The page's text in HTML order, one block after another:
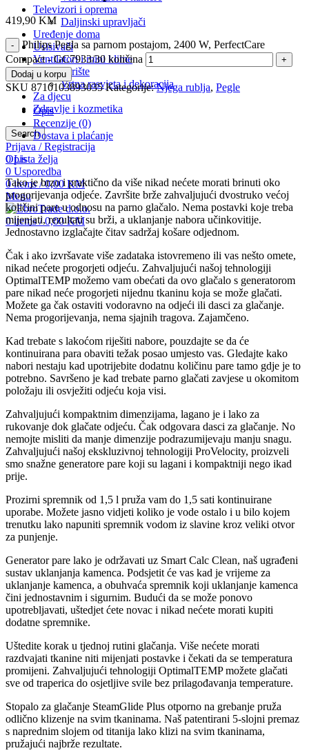
Televizori i oprema
Daljinski upravljači
Uređenje doma
Usisivači
Ventilatori i mini klime
Vrt i dvorište
Vrtna rasvjeta i dekoracija
Za djecu
Zdravlje i kozmetika
Search
Prijava / Registracija
0Lista želja
0 Usporedba
0items / 0,00KM
Menu
0items / 0,00KM
419,90 KM
Philips Pegla sa parnom postajom, 2400 W, PerfectCare
Compact - GC7933/30 količina
Dodaj u korpu
SKU 8710103893035Kategorije: Njega rublja, Pegle
Opis
Recenzije (0)
Dostava i plaćanje
Opis
Tako je brzo i praktično da više nikad nećete morati brinuti oko
progorijevanja odjeće. Završite brže zahvaljujući dvostruko većoj
količini pare u odnosu na parno glačalo. Nema postavki koje treba
mijenjati, rezultati su brži, a uklanjanje nabora učinkovitije.
Jednostavno izglačajte čitav sadržaj košare odjednom.
Čak i ako izvršavate više zadataka istovremeno ili vas nešto omete,
nikad nećete progorjeti odjeću. Zahvaljujući našoj tehnologiji
OptimalTEMP možemo vam obećati da ovo glačalo s generatorom
pare nikad neće progorjeti nijednu tkaninu koja se može glačati.
Možete ga čak ostaviti vodoravno na odjeći ili dasci za glačanje.
Nema progorijevanja, nema sjajnih tragova. Zajamčeno.
Kad trebate s lakoćom riješiti nabore, pouzdajte se da će
kontinuirana para obaviti težak posao umjesto vas. Gledajte kako
nabori nestaju kad upotrijebite dodatnu količinu pare tamo gdje je to
potrebno. Savršeno je kad trebate parno glačati zavjese u okomitom
položaju ili osvježiti odjeću koja visi.
Zahvaljujući kompaktnim dimenzijama, lagano je i lako za
rukovanje dok glačate odjeću. Čak odgovara dasci za glačanje. No
nemojte misliti da manje dimenzije podrazumijevaju manju snagu.
Zahvaljujući našoj ekskluzivnoj tehnologiji ProVelocity, proizveli
smo snažne generatore pare koji su lagani i kompaktniji nego ikad
prije.
Prozirni spremnik od 1,5 l pruža vam do 1,5 sati kontinuirane
uporabe. Možete jasno vidjeti koliko je vode ostalo i u bilo kojem
trenutku lako napuniti spremnik vodom iz slavine kroz veliki otvor
za punjenje.
Generator pare lako je održavati uz Smart Calc Clean, naš ugrađeni
sustav uklanjanja kamenca. Podsjetit će vas kad je vrijeme za
uklanjanje kamenca, a obuhvaća spremnik koji uklanjanje kamenca
čini jednostavnim i sigurnim. Budući da se može ponovo
upotrebljavati, uštedjet ćete novac i nikad nećete morati kupiti
dodatne spremnike.
Uštedite korak u tjednoj rutini glačanja. Više nećete morati
razdvajati tkanine niti mijenjati postavke i čekati da se temperatura
promijeni. Zahvaljujući tehnologiji OptimalTEMP možete glačati
sve od traperica do osjetljive svile bez prilagođavanja temperature.
Stopalo za glačanje SteamGlide Plus otporno na grebanje pruža
odlično klizenje na svim tkaninama. Naš patentirani 5-slojni premaz
s naprednim slojem od titanija lako klizi na svim tkaninama,
pružajući najbrže rezultate.